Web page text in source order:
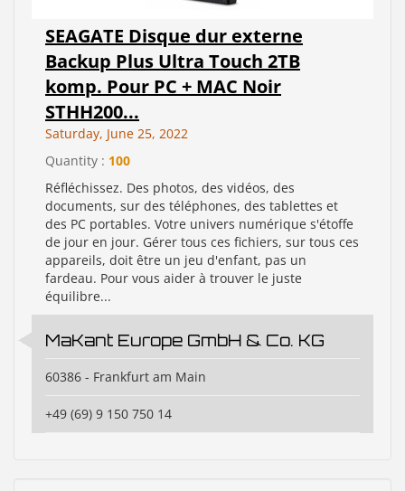
SEAGATE Disque dur externe
Backup Plus Ultra Touch 2TB
komp. Pour PC + MAC Noir
STHH200...
Saturday, June 25, 2022
Quantity : 100
Réfléchissez. Des photos, des vidéos, des
documents, sur des téléphones, des tablettes et
des PC portables. Votre univers numérique s'étoffe
de jour en jour. Gérer tous ces fichiers, sur tous ces
appareils, doit être un jeu d'enfant, pas un
fardeau. Pour vous aider à trouver le juste
équilibre...
MaKant Europe GmbH & Co. KG
60386 - Frankfurt am Main
+49 (69) 9 150 750 14